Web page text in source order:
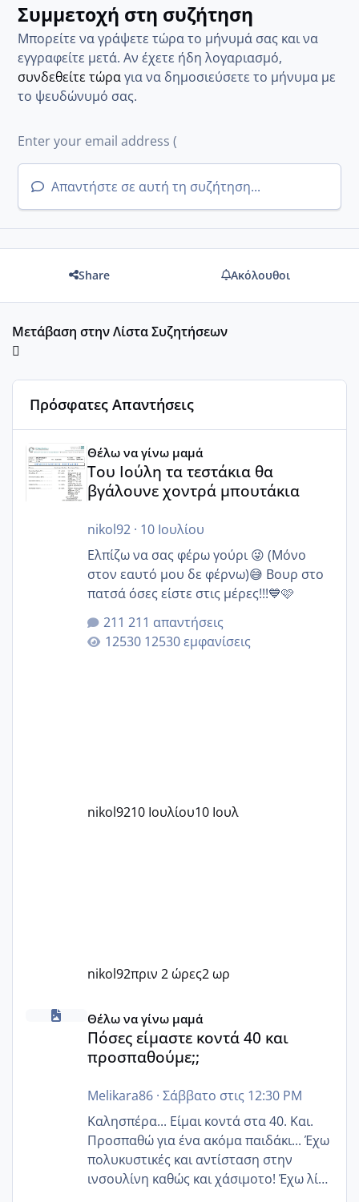
Συμμετοχή στη συζήτηση
Μπορείτε να γράψετε τώρα το μήνυμά σας και να
εγγραφείτε μετά. Αν έχετε ήδη λογαριασμό,
συνδεθείτε τώραγια να δημοσιεύσετε το μήνυμα με
το ψευδώνυμό σας.
Απαντήστε σε αυτή τη συζήτηση...
Share Ακόλουθοι
Μετάβαση στην Λίστα Συζητήσεων
Πρόσφατες Απαντήσεις
Θέλω να γίνω μαμά
Του Ιούλη τα τεστάκια θα
βγάλουνε χοντρά μπουτάκια
nikol92· 10 Ιουλίου
Ελπίζω να σας φέρω γούρι 😜 (Μόνο
στον εαυτό μου δε φέρνω)😅 Βουρ στο
πατσά όσες είστε στις μέρες!!!💙🩷
211 απαντήσεις
12530 εμφανίσεις
nikol9210 Ιουλίου10 Ιουλ
nikol92πριν 2 ώρες2 ωρ
Πόσες είμαστε κοντά 40 και προσπαθούμε;;
Θέλω να γίνω μαμά
Πόσες είμαστε κοντά 40 και
προσπαθούμε;;
Melikara86· Σάββατο στις 12:30 PM
Καλησπέρα... Είμαι κοντά στα 40. Και.
Προσπαθώ για ένα ακόμα παιδάκι... Έχω
πολυκυστικές και αντίσταση στην
ινσουλίνη καθώς και χάσιμοτο! Έχω λίγα